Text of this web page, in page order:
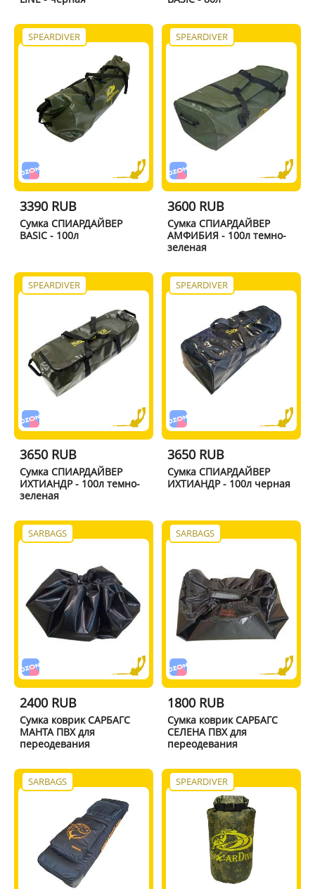
SPEARDIVER
3390 RUB
Сумка СПИАРДАЙВЕР
BASIC - 100л
SPEARDIVER
3600 RUB
Сумка СПИАРДАЙВЕР
АМФИБИЯ - 100л темно-
зеленая
SPEARDIVER
3650 RUB
Сумка СПИАРДАЙВЕР
ИХТИАНДР - 100л темно-
зеленая
SPEARDIVER
3650 RUB
Сумка СПИАРДАЙВЕР
ИХТИАНДР - 100л черная
SARBAGS
2400 RUB
Сумка коврик САРБАГС
МАНТА ПВХ для
переодевания
SARBAGS
1800 RUB
Сумка коврик САРБАГС
СЕЛЕНА ПВХ для
переодевания
SARBAGS SPEARDIVER